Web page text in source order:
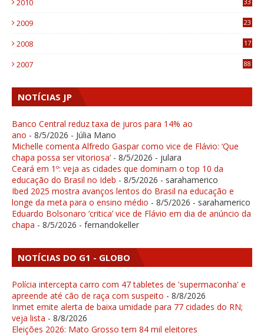
2010
2009
23
2008
17
2007 88
NOTÍCIAS JP
Banco Central reduz taxa de juros para 14% ao
ano - 8/5/2026 - Júlia Mano
Michelle comenta Alfredo Gaspar como vice de Flávio: ‘Que
chapa possa ser vitoriosa’ - 8/5/2026 - julara
Ceará em 1º: veja as cidades que dominam o top 10 da
educação do Brasil no Ideb - 8/5/2026 - sarahamerico
Ibed 2025 mostra avanços lentos do Brasil na educação e
longe da meta para o ensino médio - 8/5/2026 - sarahamerico
Eduardo Bolsonaro ‘critica’ vice de Flávio em dia de anúncio da
chapa - 8/5/2026 - fernandokeller
NOTÍCIAS DO G1 - GLOBO
Polícia intercepta carro com 47 tabletes de 'supermaconha' e
apreende até cão de raça com suspeito - 8/8/2026
Inmet emite alerta de baixa umidade para 77 cidades do RN;
veja lista - 8/8/2026
Eleições 2026: Mato Grosso tem 84 mil eleitores